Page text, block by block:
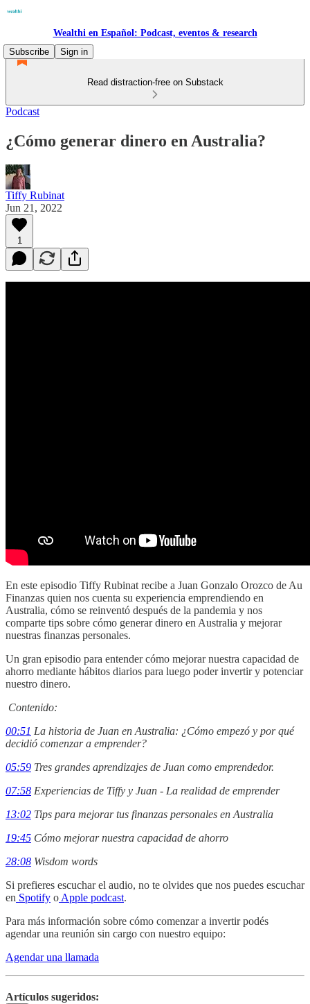
Wealthi en Español: Podcast, eventos & research
Subscribe
Sign in
Read distraction-free on Substack
Podcast
¿Cómo generar dinero en Australia?
Tiffy Rubinat
Jun 21, 2022
1
En este episodio Tiffy Rubinat recibe a Juan Gonzalo Orozco de Au
Finanzas quien nos cuenta su experiencia emprendiendo en
Australia, cómo se reinventó después de la pandemia y nos
comparte tips sobre cómo generar dinero en Australia y mejorar
nuestras finanzas personales.
Un gran episodio para entender cómo mejorar nuestra capacidad de
ahorro mediante hábitos diarios para luego poder invertir y potenciar
nuestro dinero.
Contenido:
00:51 La historia de Juan en Australia: ¿Cómo empezó y por qué
decidió comenzar a emprender?
05:59 Tres grandes aprendizajes de Juan como emprendedor.
07:58 Experiencias de Tiffy y Juan - La realidad de emprender
13:02 Tips para mejorar tus finanzas personales en Australia
19:45 Cómo mejorar nuestra capacidad de ahorro
28:08 Wisdom words
Si prefieres escuchar el audio, no te olvides que nos puedes escuchar
en Spotify o Apple podcast.
Para más información sobre cómo comenzar a invertir podés
agendar una reunión sin cargo con nuestro equipo:
Agendar una llamada
Artículos sugeridos: